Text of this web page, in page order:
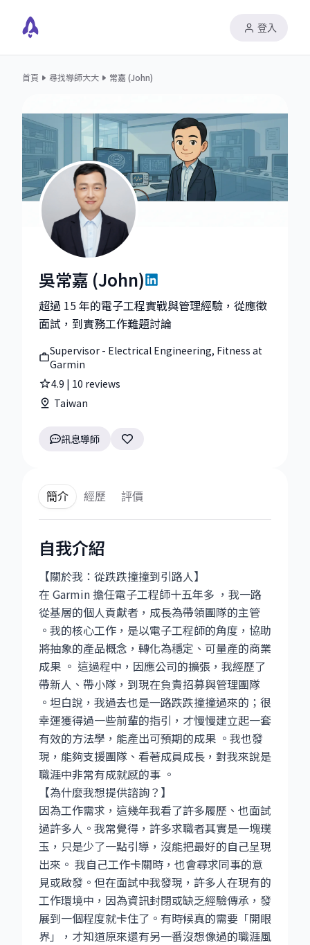
登入
首頁 尋找導師大大 常嘉 (John)
吳常嘉 (John)|Supervisor - Electrical Engineering,
吳常嘉 (John)
超過 15 年的電子工程實戰與管理經驗，從應徵
面試，到實務工作難題討論
Supervisor - Electrical Engineering, Fitness at
Garmin
4.9 | 10 reviews
Taiwan
訊息導師
簡介 經歷 評價
自我介紹
【關於我：從跌跌撞撞到引路人】
在 Garmin 擔任電子工程師十五年多 ，我一路
從基層的個人貢獻者，成長為帶領團隊的主管
。我的核心工作，是以電子工程師的角度，協助
將抽象的產品概念，轉化為穩定、可量產的商業
成果 。 這過程中，因應公司的擴張，我經歷了
帶新人、帶小隊，到現在負責招募與管理團隊
。坦白說，我過去也是一路跌跌撞撞過來的；很
幸運獲得過一些前輩的指引，才慢慢建立起一套
有效的方法學，能產出可預期的成果 。我也發
現，能夠支援團隊、看著成員成長，對我來說是
職涯中非常有成就感的事 。
【為什麼我想提供諮詢？】
因為工作需求，這幾年我看了許多履歷、也面試
過許多人。我常覺得，許多求職者其實是一塊璞
玉，只是少了一點引導，沒能把最好的自己呈現
出來。 我自己工作卡關時，也會尋求同事的意
見或啟發。但在面試中我發現，許多人在現有的
工作環境中，因為資訊封閉或缺乏經驗傳承，發
展到一個程度就卡住了。有時候真的需要「開眼
界」，才知道原來還有另一番沒想像過的職涯風